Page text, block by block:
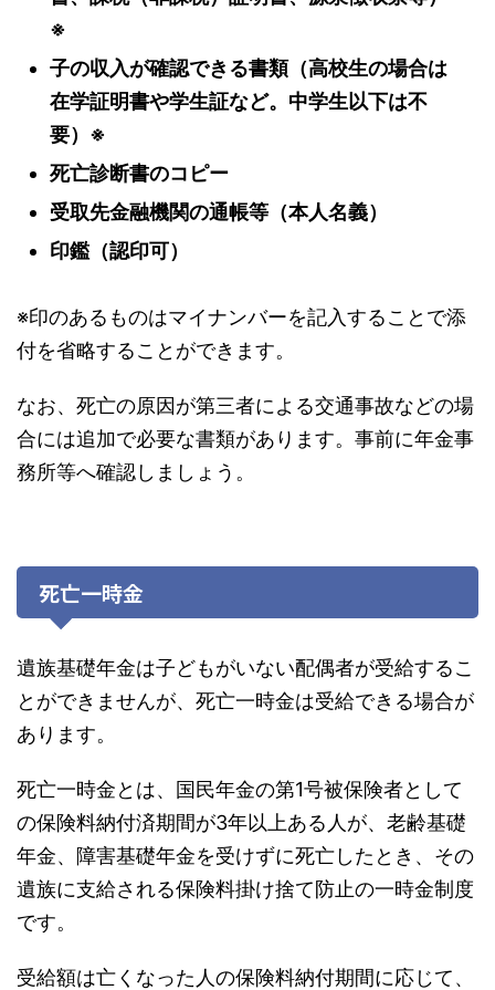
※
子の収入が確認できる書類（高校生の場合は
在学証明書や学生証など。中学生以下は不
要）※
死亡診断書のコピー
受取先金融機関の通帳等（本人名義）
印鑑（認印可）
※印のあるものはマイナンバーを記入することで添
付を省略することができます。
なお、死亡の原因が第三者による交通事故などの場
合には追加で必要な書類があります。事前に年金事
務所等へ確認しましょう。
死亡一時金
遺族基礎年金は子どもがいない配偶者が受給するこ
とができませんが、死亡一時金は受給できる場合が
あります。
死亡一時金とは、国民年金の第1号被保険者として
の保険料納付済期間が3年以上ある人が、老齢基礎
年金、障害基礎年金を受けずに死亡したとき、その
遺族に支給される保険料掛け捨て防止の一時金制度
です。
受給額は亡くなった人の保険料納付期間に応じて、